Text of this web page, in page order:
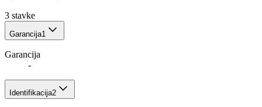
3 stavke
Garancija1
Garancija
-
Identifikacija2